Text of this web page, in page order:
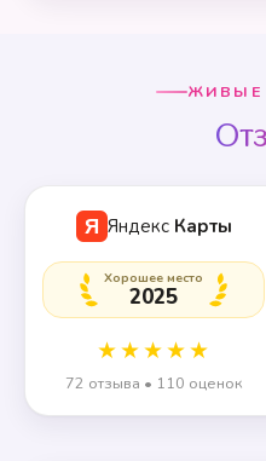
ЖИВЫЕ
Я Яндекс Карты
★★★★★
72 отзыва • 110 оценок
Хорошее место
2025